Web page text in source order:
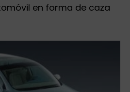
en forma de caza